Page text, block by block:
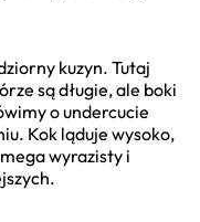
kuzyn. Tutaj
są długie, ale boki
o undercucie
Kok ląduje wysoko,
wyrazisty i